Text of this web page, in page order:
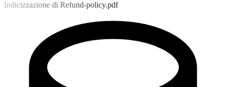
Indicizzazione di Refund-policy.pdf